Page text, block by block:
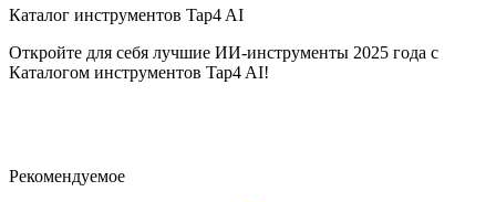
Каталог инструментов Tap4 AI
Откройте для себя лучшие ИИ-инструменты 2025 года с
Каталогом инструментов Tap4 AI!
Рекомендуемое